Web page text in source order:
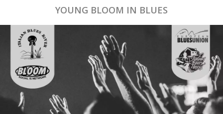
YOUNG BLOOM IN BLUES